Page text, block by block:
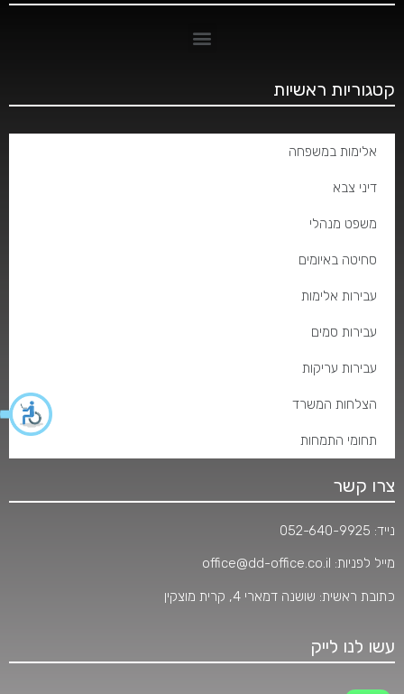
קטגוריות ראשיות
אלימות במשפחה
דיני צבא
משפט מנהלי
סחיטה באיומים
עבירות אלימות
עבירות סמים
עבירות עריקות
הצלחות המשרד
תחומי התמחות
צרו קשר
נייד: 052-640-9925
מייל לפניות: office@dd-office.co.il
כתובת ראשית: שושנה דמארי 4, קרית מוצקין
עשו לנו לייק